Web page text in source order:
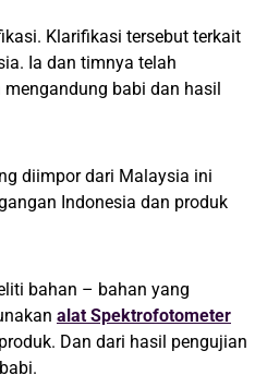
Klarifikasi tersebut terkait
Ia dan timnya telah
babi dan hasil
diimpor dari Malaysia ini
Indonesia dan produk
bahan – bahan yang
alat Spektrofotometer
Dan dari hasil pengujian